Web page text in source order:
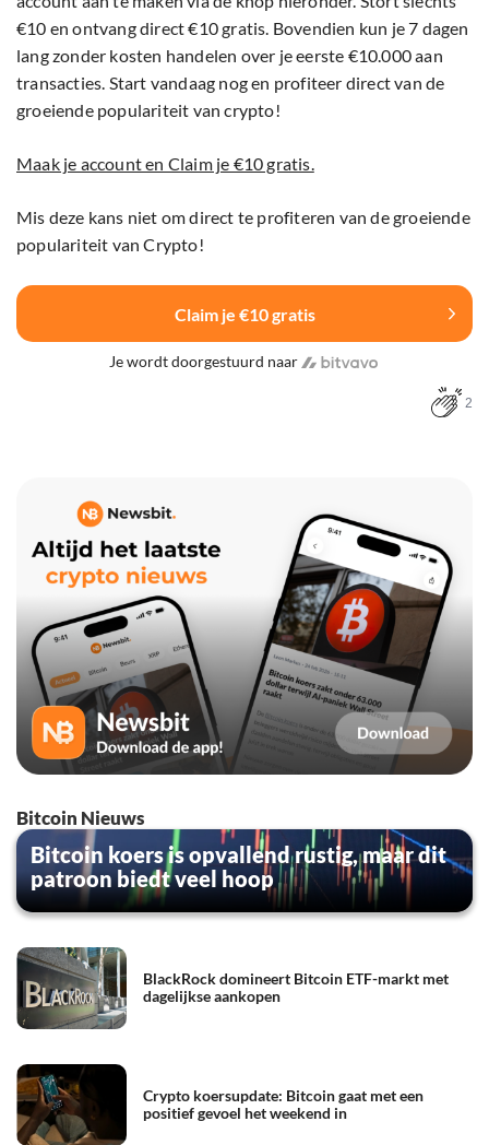
€10 en ontvang direct €10 gratis. Bovendien kun je 7 dagen
lang zonder kosten handelen over je eerste €10.000 aan
transacties. Start vandaag nog en profiteer direct van de
groeiende populariteit van crypto!
Maak je account en Claim je €10 gratis.
Mis deze kans niet om direct te profiteren van de groeiende
populariteit van Crypto!
Claim je €10 gratis
Je wordt doorgestuurd naar
2
Bitcoin Nieuws
Bitcoin koers is opvallend rustig, maar dit
patroon biedt veel hoop
BlackRock domineert Bitcoin ETF-markt met
dagelijkse aankopen
Crypto koersupdate: Bitcoin gaat met een
positief gevoel het weekend in